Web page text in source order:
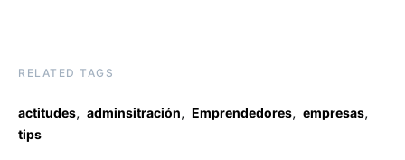
RELATED TAGS
actitudes, adminsitración, Emprendedores, empresas,
tips